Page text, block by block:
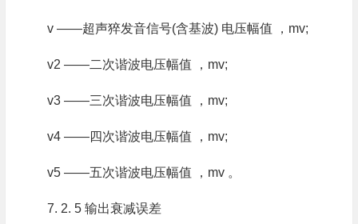
v ——超声猝发音信号(含基波) 电压幅值 ，mv;
v2 ——二次谐波电压幅值 ，mv;
v3 ——三次谐波电压幅值 ，mv;
v4 ——四次谐波电压幅值 ，mv;
v5 ——五次谐波电压幅值 ，mv 。
7. 2. 5 输出衰减误差